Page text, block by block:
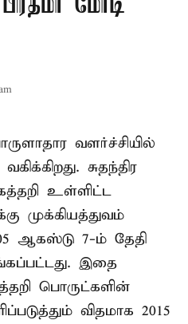
மோடி
வளர்ச்சியில்
சுதந்திர
உள்ளிட்ட
முக்கியத்துவம்
ஆகஸ்டு 7-ம் தேதி
இதை
பொருட்களின்
விதமாக 2015